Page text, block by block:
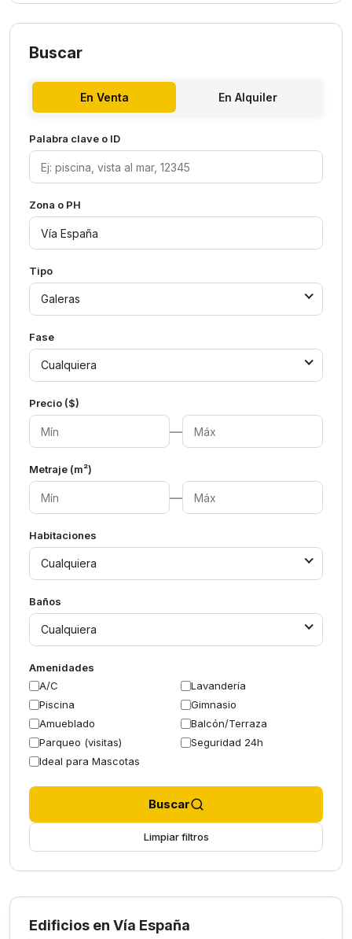
Buscar
En Venta En Alquiler
Palabra clave o ID
Zona o PH
Tipo
Galeras
Fase
Cualquiera
Precio ($)
—
Metraje (m²)
—
Habitaciones
Cualquiera
Baños
Cualquiera
Amenidades
A/C
Lavandería
Piscina
Gimnasio
Amueblado
Balcón/Terraza
Parqueo (visitas)
Seguridad 24h
Ideal para Mascotas
Buscar
Limpiar filtros
Edificios en Vía España